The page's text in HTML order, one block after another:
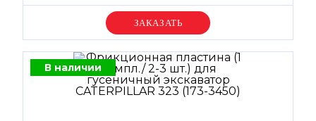
Уточняйте цену
В наличии